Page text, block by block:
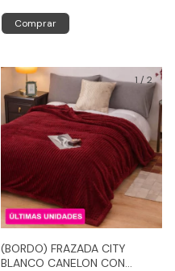
Comprar
1 /2
(BORDO) FRAZADA CITY
BLANCO CANELON CON